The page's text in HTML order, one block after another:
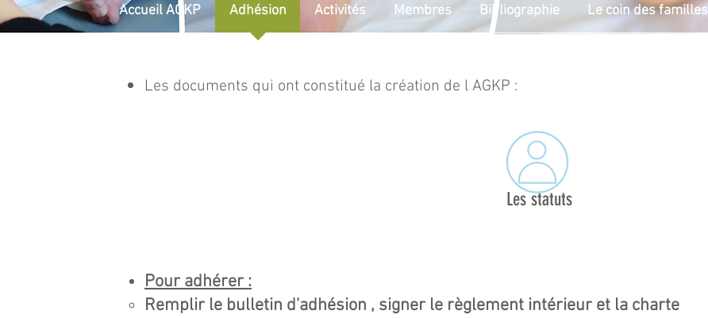
Accueil AGKP Adhésion Activités Membres Bibliographie Le coin des familles
Les documents qui ont constitué la création de l AGKP :
Les statuts
Pour adhérer :
Remplir le bulletin d'adhésion , signer le règlement intérieur et la charte